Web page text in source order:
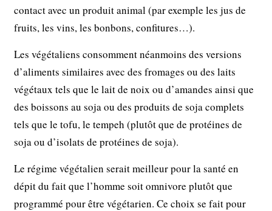
contact avec un produit animal (par exemple les jus de
fruits, les vins, les bonbons, confitures…).
Les végétaliens consomment néanmoins des versions
d’aliments similaires avec des fromages ou des laits
végétaux tels que le lait de noix ou d’amandes ainsi que
des boissons au soja ou des produits de soja complets
tels que le tofu, le tempeh (plutôt que de protéines de
soja ou d’isolats de protéines de soja).
Le régime végétalien serait meilleur pour la santé en
dépit du fait que l’homme soit omnivore plutôt que
programmé pour être végétarien. Ce choix se fait pour